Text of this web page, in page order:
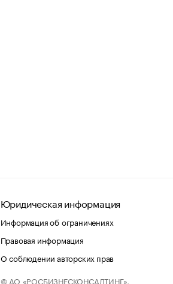
Юридическая информация
Информация об ограничениях
Правовая информация
О соблюдении авторских прав
© АО «РОСБИЗНЕСКОНСАЛТИНГ»,